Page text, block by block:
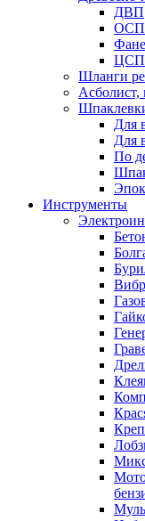
ДВП
ОСП
ЦСП
Шланги
Асболист,
Для
Для
По
Инструменты